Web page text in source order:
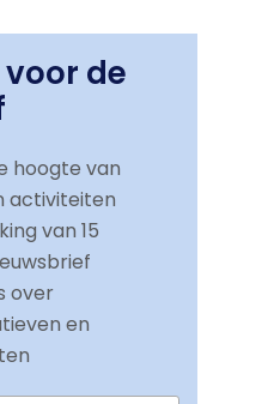
de
hoogte van
activiteiten
van 15
over
en